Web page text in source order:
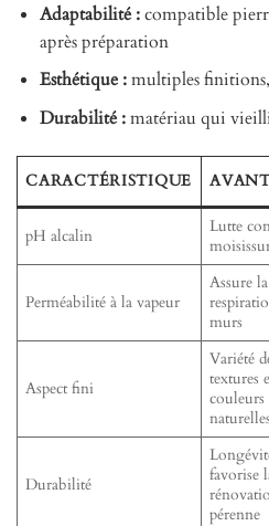
Adaptabilité :compatible
après préparation
Esthétique :multiples finitions,
Durabilité :matériau qui
CARACTÉRISTIQUE
pH alcalin
Lutte
Perméabilité à la vapeur
Assure la
murs
Aspect fini
Variété
textures
couleurs
naturelles
Durabilité
favorise
pérenne